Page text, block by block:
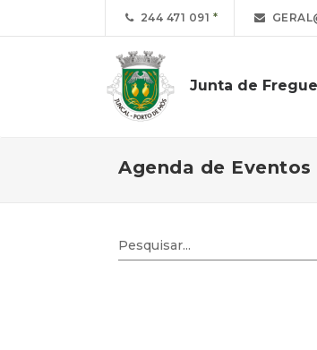
244 471 091
Junta de
Agenda de Eventos